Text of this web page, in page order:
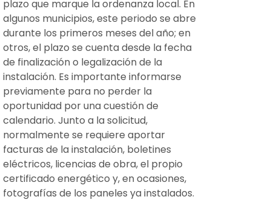
plazo que marque la ordenanza local. En
algunos municipios, este periodo se abre
durante los primeros meses del año; en
otros, el plazo se cuenta desde la fecha
de finalización o legalización de la
instalación. Es importante informarse
previamente para no perder la
oportunidad por una cuestión de
calendario. Junto a la solicitud,
normalmente se requiere aportar
facturas de la instalación, boletines
eléctricos, licencias de obra, el propio
certificado energético y, en ocasiones,
fotografías de los paneles ya instalados.